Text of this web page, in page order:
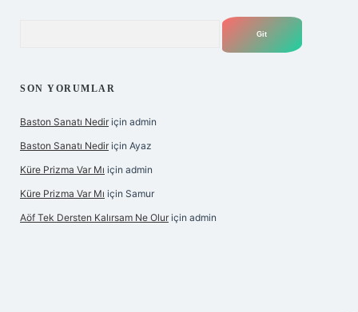
SON YORUMLAR
Baston Sanatı Nedir için admin
Baston Sanatı Nedir için Ayaz
Küre Prizma Var Mı için admin
Küre Prizma Var Mı için Samur
Aöf Tek Dersten Kalırsam Ne Olur için admin